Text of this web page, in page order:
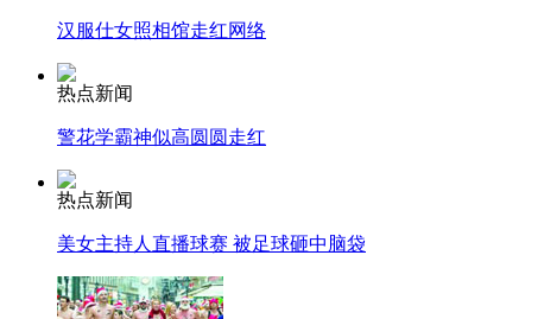
纽约上演“枕头大战”
司机酒驾遇交警 急速倒车逃窜
汉服仕女照相馆走红网络
热点新闻
警花学霸神似高圆圆走红
热点新闻
美女主持人直播球赛 被足球砸中脑袋